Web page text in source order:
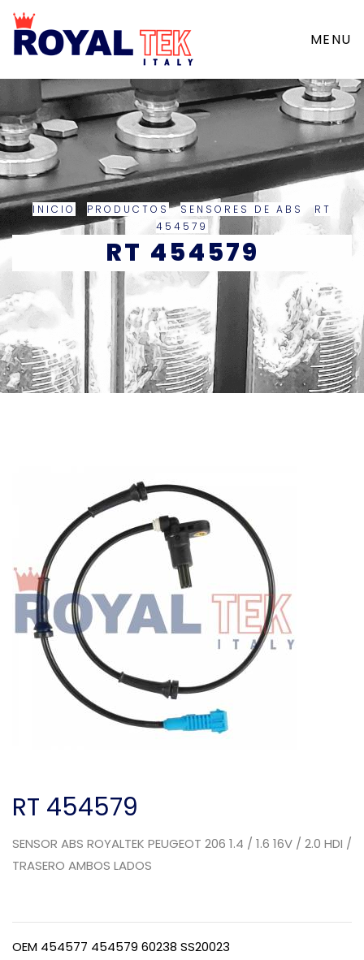
MENU
INICIO PRODUCTOS SENSORES DE ABS
RT
454579
RT 454579
RT 454579
SENSOR ABS ROYALTEK PEUGEOT 206 1.4 / 1.6 16V / 2.0 HDI /
TRASERO AMBOS LADOS
OEM 454577 454579 60238 SS20023